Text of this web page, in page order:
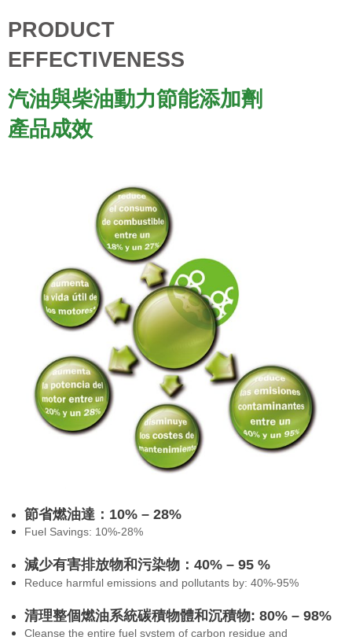
PRODUCT
EFFECTIVENESS
汽油與柴油動力節能添加劑
產品成效
節省燃油達：10% – 28%
Fuel Savings: 10%-28%
減少有害排放物和污染物：40% – 95 %
Reduce harmful emissions and pollutants by: 40%-95%
清理整個燃油系統碳積物體和沉積物: 80% – 98%
Cleanse the entire fuel system of carbon residue and